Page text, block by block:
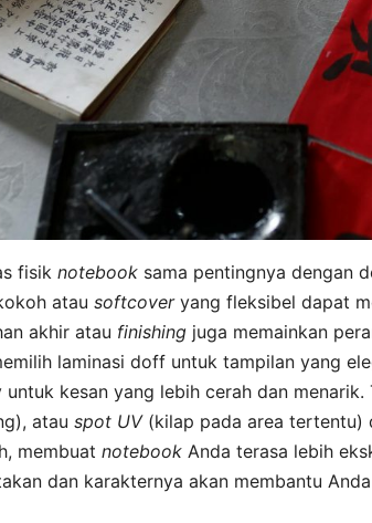
fisik notebook sama pentingnya dengan
atau softcoveryang fleksibel dapat
akhir atau finishing juga memainkan
laminasi doff untuk tampilan yang
untuk kesan yang lebih cerah dan menarik.
atau spot UV(kilap pada area tertentu)
membuat notebook Anda terasa lebih
dan karakternya akan membantu